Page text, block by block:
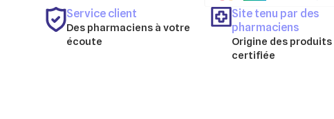
Service client
Des pharmaciens à votre
écoute
Site tenu par des
pharmaciens
Origine des produits
certifiée